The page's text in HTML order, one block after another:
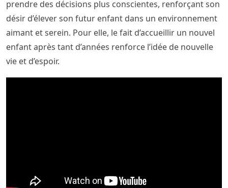
prendre des décisions plus conscientes, renforçant son
désir d’élever son futur enfant dans un environnement
aimant et serein. Pour elle, le fait d’accueillir un nouvel
enfant après tant d’années renforce l’idée de nouvelle
vie et d’espoir.